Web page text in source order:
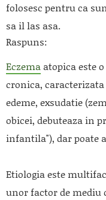
folosesc pentru ca
sa il las asa.
Raspuns:
Eczema atopica este
cronica,
edeme, exsudatie
obicei, debuteaza in
infantila"), dar poate
Etiologia este
unor factor de mediu